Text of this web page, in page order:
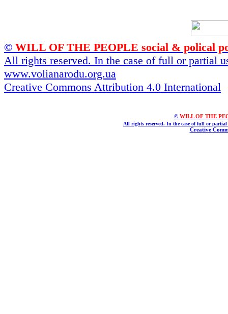
© WILL OF THE PEOPLE social & polical
All rights reserved. In the case of full or partial
www.volianarodu.org.ua
Creative Commons Attribution 4.0 International
© WILL OF THE
All rights reserved. In the case of full or
Creative